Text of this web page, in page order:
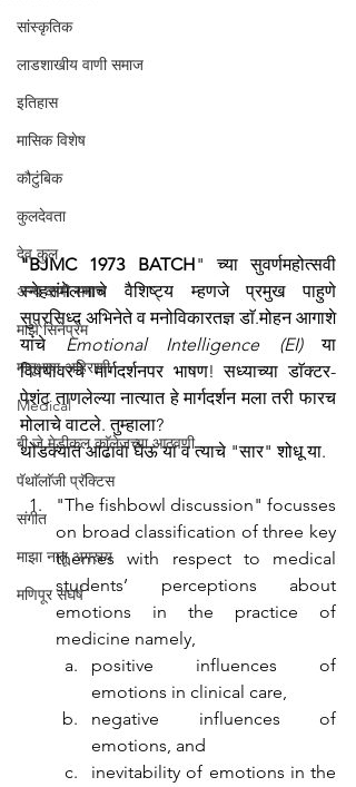
सांस्कृतिक
लाडशाखीय वाणी समाज
इतिहास
मासिक विशेष
कौटुंबिक
कुलदेवता
देव कुल
अन्य वाणी समाज
माझे सिनेप्रेम
मातृभाषा अहिराणी
Medical
बी.जे.मेडीकल काॅलेजच्या आठवणी
पॅथाॅलाॅजी प्रॅक्टिस
संगीत
माझा नातू अगस्त्य
मणिपूर संघर्ष
"BJMC 1973 BATCH" च्या सुवर्णमहोत्सवी
स्नेहसंमेलनाचे वैशिष्ट्य म्हणजे प्रमुख पाहुणे
सुप्रसिध्द अभिनेते व मनोविकारतज्ञ डाॅ.मोहन आगाशे
यांचे Emotional Intelligence (EI) या
विषयावरचे मार्गदर्शनपर भाषण! सध्याच्या डाॅक्टर-
पेशंट ताणलेल्या नात्यात हे मार्गदर्शन मला तरी फारच
मोलाचे वाटले. तुम्हाला?
थोडक्यात आढावा घेऊ या व त्याचे "सार" शोधू या.
"The fishbowl discussion" focusses
on broad classification of three key
themes with respect to medical
students’ perceptions about
emotions in the practice of
medicine namely,
positive influences of
emotions in clinical care,
negative influences of
emotions, and
inevitability of emotions in the